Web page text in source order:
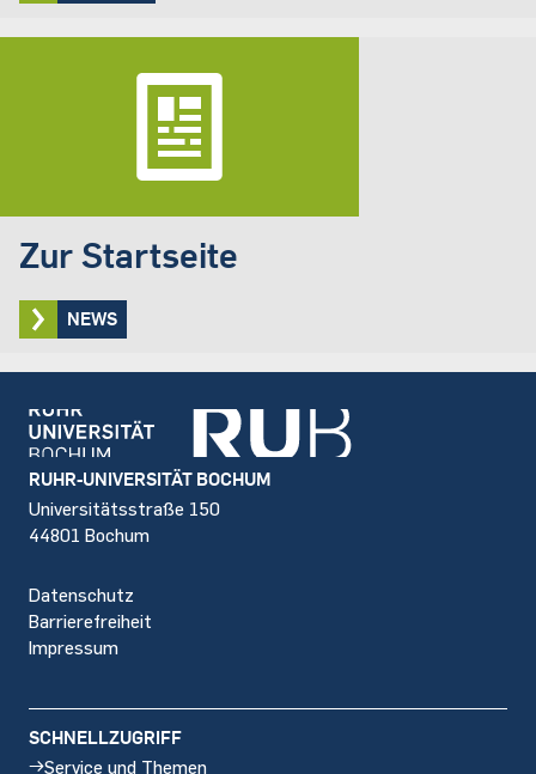
Zur Startseite
NEWS
Footer
RUHR-UNIVERSITÄT BOCHUM
Universitätsstraße 150
44801 Bochum
Datenschutz
Barrierefreiheit
Impressum
SCHNELLZUGRIFF
Service und Themen